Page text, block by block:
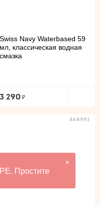
Swiss Navy Waterbased 59
мл, классическая водная
смазка
3 290
868992
×
Простите